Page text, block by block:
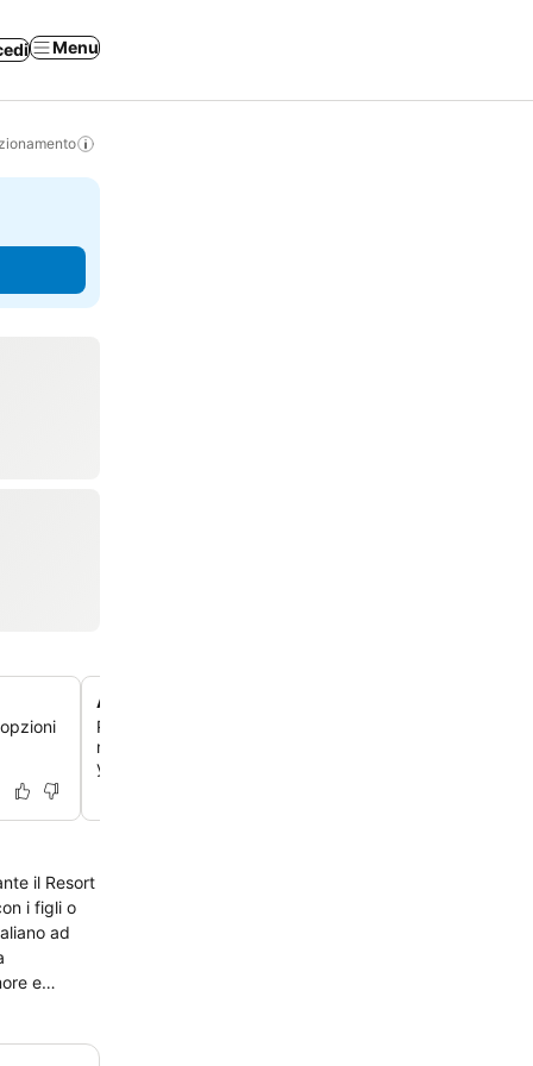
Menu
Area benessere e spa olistica
Rilassati nell'area benessere con una vasca
mare, trattamenti massaggi e una varietà di corsi
yoga, Pilates e acquagym.
il Resort
i figli o
ad
e